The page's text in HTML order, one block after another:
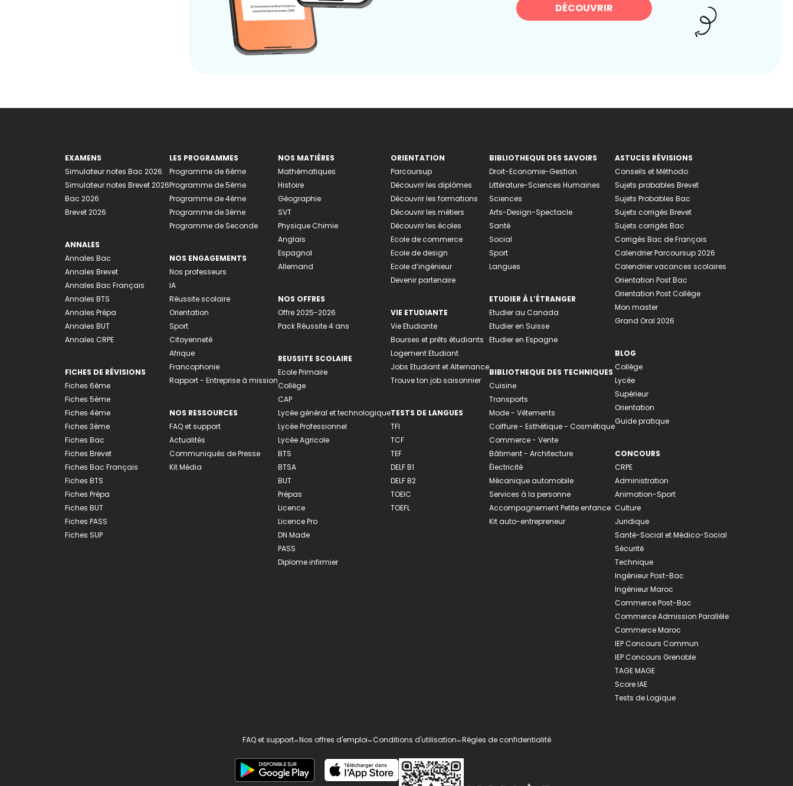
DÉCOUVRIR
EXAMENS
Simulateur notes Bac 2026
Simulateur notes Brevet 2026
Bac 2026
Brevet 2026
ANNALES
Annales Bac
Annales Brevet
Annales Bac Français
Annales BTS
Annales Prépa
Annales BUT
Annales CRPE
FICHES DE RÉVISIONS
Fiches 6ème
Fiches 5ème
Fiches 4ème
Fiches 3ème
Fiches Bac
Fiches Brevet
Fiches Bac Français
Fiches BTS
Fiches Prépa
Fiches BUT
Fiches PASS
Fiches SUP
LES PROGRAMMES
Programme de 6ème
Programme de 5ème
Programme de 4ème
Programme de 3ème
Programme de Seconde
NOS ENGAGEMENTS
Nos professeurs
IA
Réussite scolaire
Orientation
Sport
Citoyenneté
Afrique
Francophonie
Rapport - Entreprise à mission
NOS RESSOURCES
FAQ et support
Actualités
Communiqués de Presse
Kit Média
NOS MATIÈRES
Mathématiques
Histoire
Géographie
SVT
Physique Chimie
Anglais
Espagnol
Allemand
NOS OFFRES
Offre 2025-2026
Pack Réussite 4 ans
REUSSITE SCOLAIRE
Ecole Primaire
Collège
CAP
Lycée général et technologique
Lycée Professionnel
Lycée Agricole
BTS
BTSA
BUT
Prépas
Licence
Licence Pro
DN Made
PASS
Diplome infirmier
ORIENTATION
Parcoursup
Découvrir les diplômes
Découvrir les formations
Découvrir les métiers
Découvrir les écoles
Ecole de commerce
Ecole de design
Ecole d’ingénieur
Devenir partenaire
VIE ETUDIANTE
Vie Etudiante
Bourses et prêts étudiants
Logement Etudiant
Jobs Etudiant et Alternance
Trouve ton job saisonnier
TESTS DE LANGUES
TFI
TCF
TEF
DELF B1
DELF B2
TOEIC
TOEFL
BIBLIOTHEQUE DES SAVOIRS
Droit-Economie-Gestion
Littérature-Sciences Humaines
Sciences
Arts-Design-Spectacle
Santé
Social
Sport
Langues
ETUDIER À L’ÉTRANGER
Etudier au Canada
Etudier en Suisse
Etudier en Espagne
BIBLIOTHEQUE DES TECHNIQUES
Cuisine
Transports
Mode - Vêtements
Coiffure - Esthétique - Cosmétique
Commerce - Vente
Bâtiment - Architecture
Électricité
Mécanique automobile
Services à la personne
Accompagnement Petite enfance
Kit auto-entrepreneur
ASTUCES RÉVISIONS
Conseils et Méthodo
Sujets probables Brevet
Sujets Probables Bac
Sujets corrigés Brevet
Sujets corrigés Bac
Corrigés Bac de Français
Calendrier Parcoursup 2026
Calendrier vacances scolaires
Orientation Post Bac
Orientation Post Collège
Mon master
Grand Oral 2026
BLOG
Collège
Lycée
Supérieur
Orientation
Guide pratique
CONCOURS
CRPE
Administration
Animation-Sport
Culture
Juridique
Santé-Social et Médico-Social
Sécurité
Technique
Ingénieur Post-Bac
Ingénieur Maroc
Commerce Post-Bac
Commerce Admission Parallèle
Commerce Maroc
IEP Concours Commun
IEP Concours Grenoble
TAGE MAGE
Score IAE
Tests de Logique
FAQ et support-Nos offres d'emploi-Conditions d'utilisation-Règles de confidentialité